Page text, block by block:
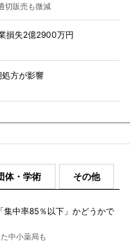
切販売も微減
損失2億2900万円
方が影響
体・学術 その他
集中率85％以下」かどうかで
中小薬局も